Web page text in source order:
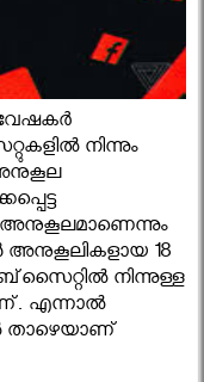
നിന്നും
അനുകൂലമാണെന്നും
അനുകൂലികളായ 18
നിന്നുള്ള
എന്നാല്‍
താഴെയാണ്